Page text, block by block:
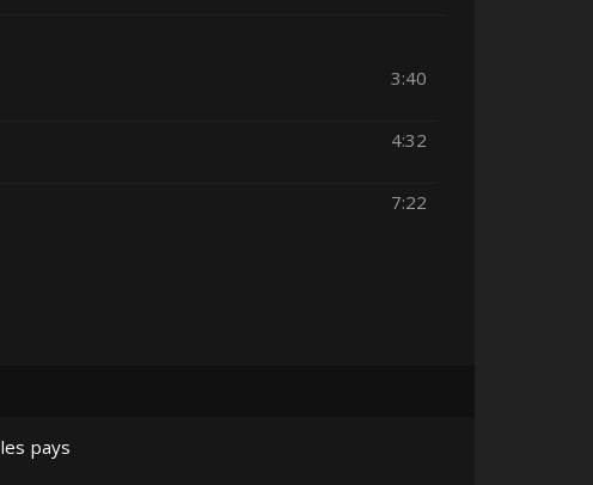
3:40
4:32
7:22
pays